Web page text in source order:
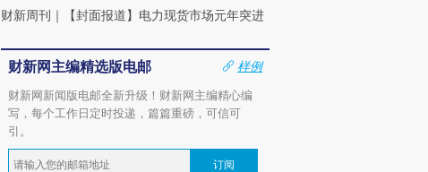
财新周刊 ｜ 【封面报道】电力现货市场元年突进
财新网主编精选版电邮
样例
财新网新闻版电邮全新升级！财新网主编精心编
写，每个工作日定时投递，篇篇重磅，可信可
引。
订阅